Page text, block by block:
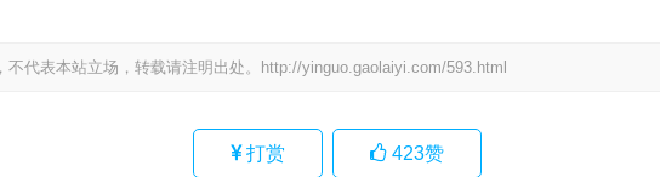
不代表本站立场，转载请注明出处。 http://yinguo.gaolaiyi.com/593.html
打赏 423赞